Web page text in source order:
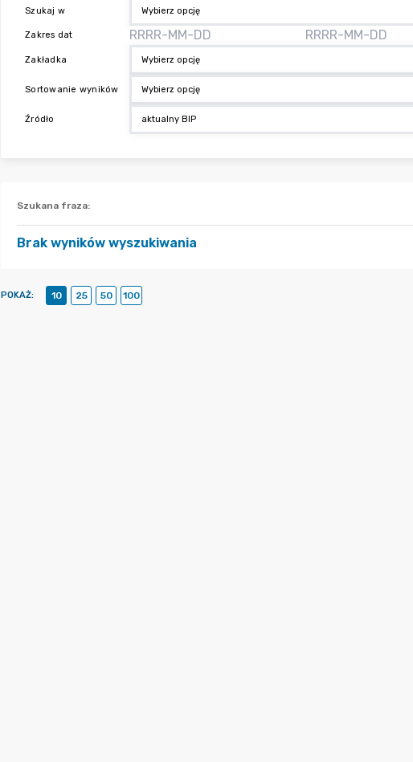
Szukaj w
Zakres dat
Zakładka
Sortowanie wyników
Źródło
Szukana fraza:
Brak wyników wyszukiwania
POKAŻ: 10 25 50 100